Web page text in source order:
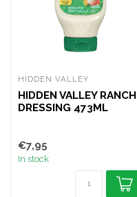
HIDDEN VALLEY
HIDDEN VALLEY RANCH
DRESSING 473ML
€7,95
In stock